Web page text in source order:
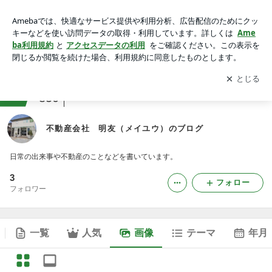
アプリをダウンロードして ブログの更新通知
を受け取りまし
ょう。
開く
850
不動産会社 明友（メイユウ）のブログ
日常の出来事や不動産のことなどを書いています。
3
フォロワー
フォロー
一覧 人気 画像 テーマ 年月